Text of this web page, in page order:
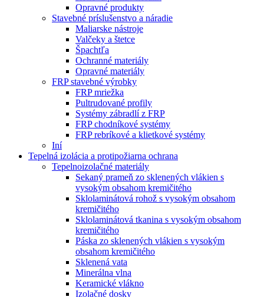
Opravné produkty
Stavebné príslušenstvo a náradie
Maliarske nástroje
Valčeky a štetce
Špachtľa
Ochranné materiály
Opravné materiály
FRP stavebné výrobky
FRP mriežka
Pultrudované profily
Systémy zábradlí z FRP
FRP chodníkové systémy
FRP rebríkové a klietkové systémy
Iní
Tepelná izolácia a protipožiarna ochrana
Tepelnoizolačné materiály
Sekaný prameň zo sklenených vlákien s
vysokým obsahom kremičitého
Sklolaminátová rohož s vysokým obsahom
kremičitého
Sklolaminátová tkanina s vysokým obsahom
kremičitého
Páska zo sklenených vlákien s vysokým
obsahom kremičitého
Sklenená vata
Minerálna vlna
Keramické vlákno
Izolačné dosky